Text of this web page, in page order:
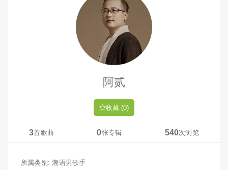
阿贰
收藏 (0)
3首歌曲 0张专辑 540次浏览
所属类别: 潮语男歌手